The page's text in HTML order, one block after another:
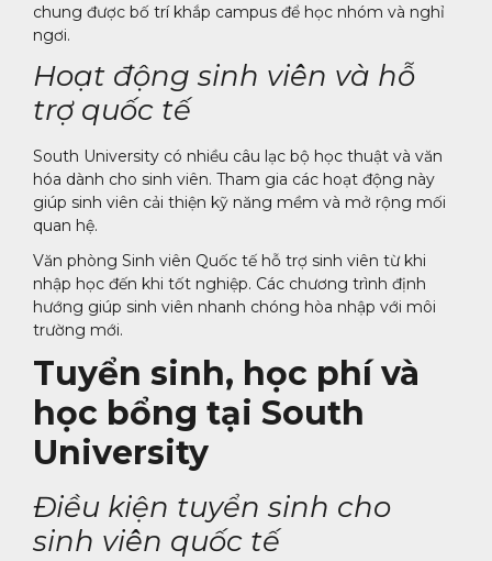
chung được bố trí khắp campus để học nhóm và nghỉ
ngơi.
Hoạt động sinh viên và hỗ
trợ quốc tế
South University có nhiều câu lạc bộ học thuật và văn
hóa dành cho sinh viên. Tham gia các hoạt động này
giúp sinh viên cải thiện kỹ năng mềm và mở rộng mối
quan hệ.
Văn phòng Sinh viên Quốc tế hỗ trợ sinh viên từ khi
nhập học đến khi tốt nghiệp. Các chương trình định
hướng giúp sinh viên nhanh chóng hòa nhập với môi
trường mới.
Tuyển sinh, học phí và
học bổng tại South
University
Điều kiện tuyển sinh cho
sinh viên quốc tế